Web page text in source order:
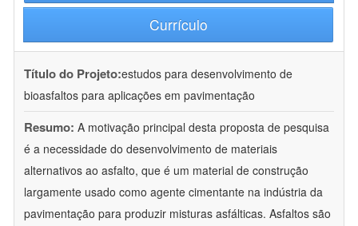
Currículo
Título do Projeto:estudos para desenvolvimento de
bioasfaltos para aplicações em pavimentação
Resumo: A motivação principal desta proposta de pesquisa
é a necessidade do desenvolvimento de materiais
alternativos ao asfalto, que é um material de construção
largamente usado como agente cimentante na indústria da
pavimentação para produzir misturas asfálticas. Asfaltos são